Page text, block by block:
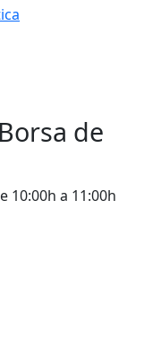
de
10:00h a 11:00h